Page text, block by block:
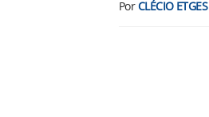
PorCLÉCIO ETGES